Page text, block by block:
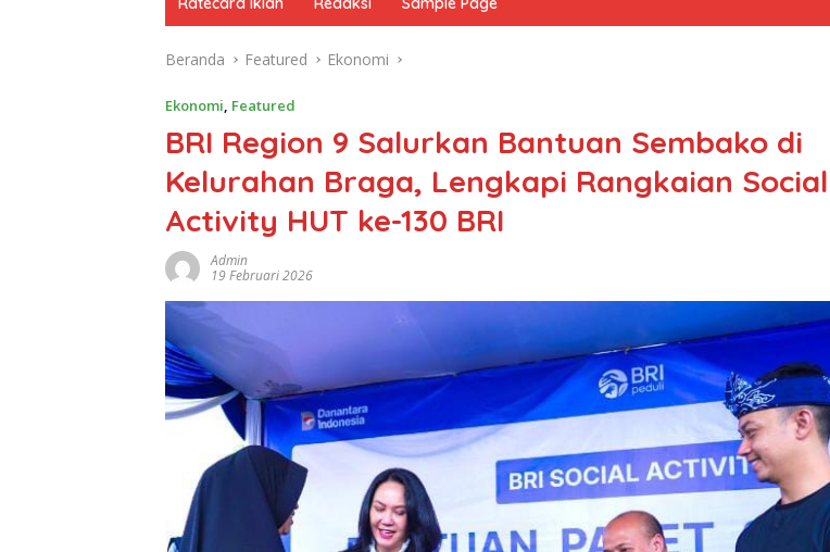
Beranda Featured Ekonomi
Ekonomi, Featured
BRI Region 9 Salurkan Bantuan Sembako di
Kelurahan Braga, Lengkapi Rangkaian Social
Activity HUT ke-130 BRI
Admin
19 Februari 2026